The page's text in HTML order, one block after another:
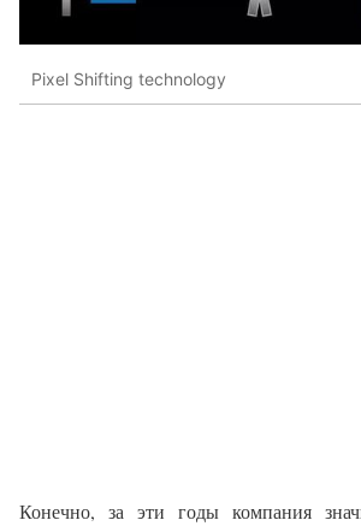
Pixel Shifting technology
Конечно, за эти годы компания